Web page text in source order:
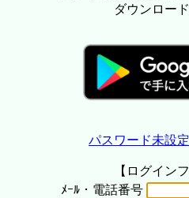
ダウンロー
パスワード未設
【ログイン
ﾒｰﾙ・電話番号